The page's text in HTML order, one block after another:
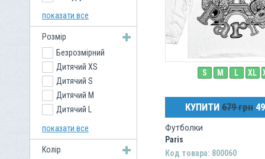
S M L XL
КУПИТИ 679 грн
Футболки
Paris
Код товара: 800060
Сумки
Різне
Лонгслів
Фентезі
Dark Fantasy
Кішки
Собаки
Ukraine
New Year
Птахи
показати все
Розмір
Безрозмірний
Дитячий XS
Дитячий S
Дитячий M
Дитячий L
XS
S
показати все
Колір